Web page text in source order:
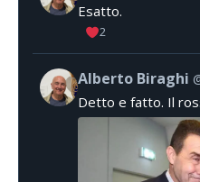
Esatto.
2
Alberto Biraghi
Detto e fatto. Il